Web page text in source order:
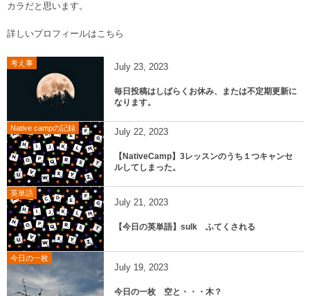
カラだと思います。
詳しいプロフィールはこちら
考え事 July 23, 2023
毎日投稿はしばらくお休み、または不定期更新に
なります。
Native campの記録 July 22, 2023
【NativeCamp】3レッスンのうち１つキャンセ
ルしてしまった。
英単語
July 21, 2023
【今日の英単語】sulk ふてくされる
今日の一枚
July 19, 2023
今日の一枚 空と・・・木？